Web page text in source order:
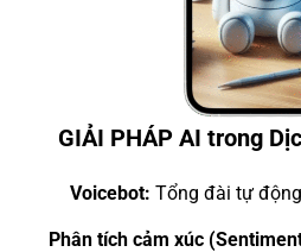
GIẢI PHÁP AI trong
Voicebot: Tổng đài tự
Phân tích cảm xúc